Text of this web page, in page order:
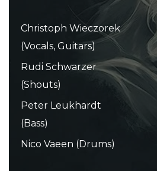
Christoph Wieczorek
(Vocals, Guitars)
Rudi Schwarzer
(Shouts)
Peter Leukhardt
(Bass)
Nico Vaeen (Drums)